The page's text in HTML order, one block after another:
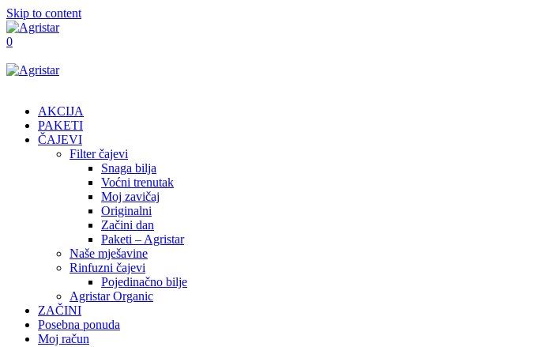
Skip to content
0
AKCIJA
PAKETI
ČAJEVI
Filter čajevi
Snaga bilja
Voćni trenutak
Moj zavičaj
Originalni
Začini dan
Paketi – Agristar
Naše mješavine
Rinfuzni čajevi
Pojedinačno bilje
Agristar Organic
ZAČINI
Posebna ponuda
Moj račun